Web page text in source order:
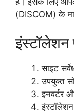
(DISCOM) के
इंस्टॉलेशन
साइट
उपयुक्त
इनवर्टर